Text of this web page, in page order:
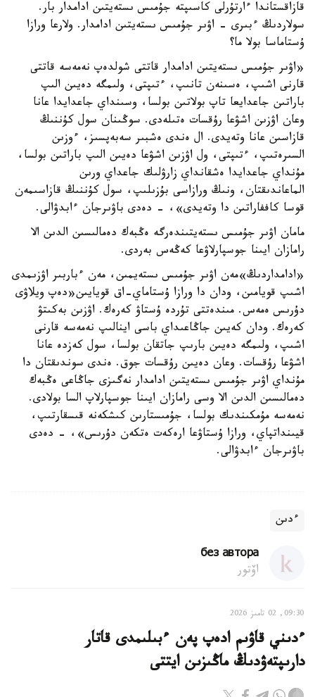
قازاقستاندا ءارتۇرلى كاسىپتە جۇمىس ىستەيتىن ادامدار بار.
سولاردىڭ ءبىرى - اۋىر جۇمىس ىستەيتىن ادامدار. ولارعا ورازا
ۇستاماسا بولا ما؟
«اۋىر جۇمىس ىستەيتىن ادامدار قاتتى شولدەپ نەمەسە قاتتى
قارنى اشىپ، ەسىنەن تانىپ، ءتىپتى، ولىمگە دەيىن الىپ
باراتىن جاعدايعا تاپ بولاتىن بولسا، وسىنداي جاعدايدا عانا
وعان اۋزىن اشۋعا رۇقسات ەتىلەدى. سوڭىنان سول كۇننىڭ
قازاسىن عانا وتەيدى. ال ەندى ەشبىر سەبەپسىز، ءوزىن
السىرەتىپ، ءتىپتى، ول اۋزىن اشۋعا دەيىن الىپ باراتىن بولسا،
مۇنداي جاعدايدا ەشقانداي زارۋلىك جاعداي ورىن
الماعاندىقتان، ونىڭ ورازاسى بۇزىلىپ، سول كۇننىڭ قازاسىمەن
قوسا كاففاراتىن دا وتەيدى»، - دەدى باۋىرجان ءابدۋالى.
مامان اۋىر جۇمىس ىستەيتىندەرگە ەڭبەك دەمالىسىن الدىن الا
رامازان ايىنا جوسپارلاۋعا كەڭەس بەردى.
«ادامداردىڭ»مەن اۋىر جۇمىس ىستەيمىن، مەن ءباربىر اۋزىمدى
اشىپ قويامىن، ودان دا ورازا ۇستاماي-اق قويايىن«دەپ ويلاۋى
دۇرىس ەمەس. مىندەتتى تۇردە ۇستاۋ كەرەك. اۋزىن بەكىتۋ
كەرەك. ودان كەيىن جاڭاعىداي باسى اينالىپ نەمەسە قارنى
اشىپ، ولىمگە دەيىن بارىپ جاتقان بولسا، سول كەزدە عانا
اشۋعا رۇقسات. وعان دەيىن رۇقسات جوق. ەندى سوندىقتان دا
مۇنداي اۋىر جۇمىس ىستەيتىن ادامدار نەگىزى جاڭاعى ەڭبەك
دەمالىسىن الدىن الا وسى رامازان ايىنا جوسپارلاپ السا بولادى.
نەمەسە مۇمكىندىك بولسا، جۇمىستارىن كىشكەنە قىسقارتىپ،
قيىنداتپاي، ورازا ۇستاۋعا ارەكەت ەتكەن دۇرىس»، - دەدى
باۋىرجان ءابدۋالى.
ءدىن
без автора
اۆتور
09:30, 02 تامىز 2026
ءدىني قاۋىم ادەپ پەن ءبىلىمدى قاتار
دارىپتەۋدىڭ ماڭىزىن ايتتى